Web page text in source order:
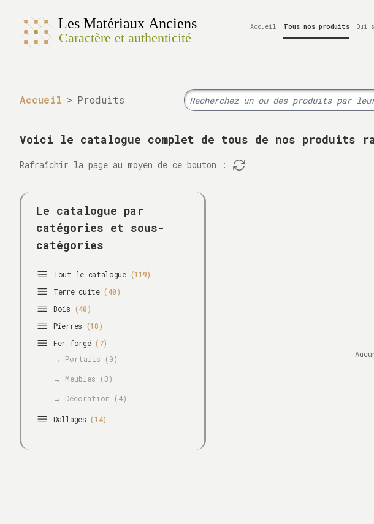
Accueil Tous nos produits Qui
Accueil > Produits
Voici le catalogue complet de tous de nos produits
Rafraîchir la page au moyen de ce bouton :
Le catalogue par
catégories et sous-
catégories
Tout le catalogue (119)
Terre cuite (40)
Bois (40)
Pierres (18)
Fer forgé (7)
→ Portails (0)
→ Meubles (3)
→ Décoration (4)
Dallages (14)